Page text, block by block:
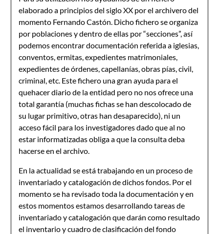
elaborado a principios del siglo XX por el archivero del
momento Fernando Castón. Dicho fichero se organiza
por poblaciones y dentro de ellas por “secciones”, así
podemos encontrar documentación referida a iglesias,
conventos, ermitas, expedientes matrimoniales,
expedientes de órdenes, capellanías, obras pías, civil,
criminal, etc. Este fichero una gran ayuda para el
quehacer diario de la entidad pero no nos ofrece una
total garantía (muchas fichas se han descolocado de
su lugar primitivo, otras han desaparecido), ni un
acceso fácil para los investigadores dado que al no
estar informatizadas obliga a que la consulta deba
hacerse en el archivo.
En la actualidad se está trabajando en un proceso de
inventariado y catalogación de dichos fondos. Por el
momento se ha revisado toda la documentación y en
estos momentos estamos desarrollando tareas de
inventariado y catalogación que darán como resultado
el inventario y cuadro de clasificación del fondo